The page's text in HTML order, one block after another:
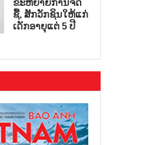
ຂະຫຍາຍການຈັດ
ຊື້, ສັກວັກຊິນໃຫ້ແກ່
ເດັກອາຍຸແຕ່ 5 ປີ